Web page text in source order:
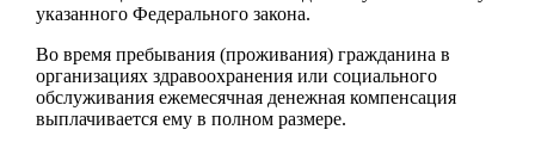
указанного Федерального закона.
Во время пребывания (проживания) гражданина в
организациях здравоохранения или социального
обслуживания ежемесячная денежная компенсация
выплачивается ему в полном размере.